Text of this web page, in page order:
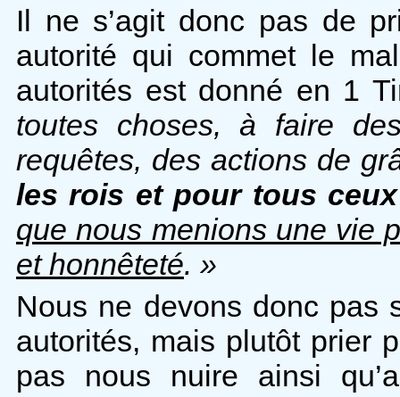
Il ne s’agit donc pas de
autorité qui commet le
autorités est donné en 1
toutes choses, à faire
requêtes, des actions de
les rois et pour tous
que nous menions une vie
et honnêteté. »
Nous ne devons donc pas
autorités, mais plutôt prier
pas nous nuire ainsi